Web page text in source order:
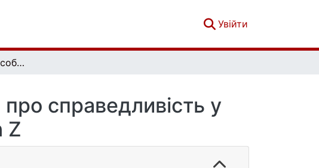
Увійти
Психосемантичні особливості уявлень про справедливість у представників Gen Z
справедливість у
Z